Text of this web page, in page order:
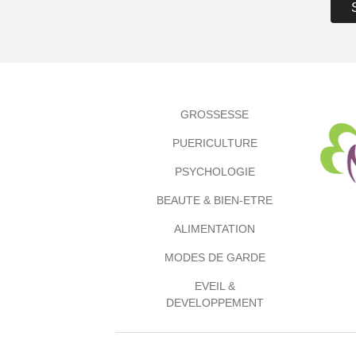
GROSSESSE
PUERICULTURE
PSYCHOLOGIE
BEAUTE & BIEN-ETRE
ALIMENTATION
MODES DE GARDE
EVEIL &
DEVELOPPEMENT